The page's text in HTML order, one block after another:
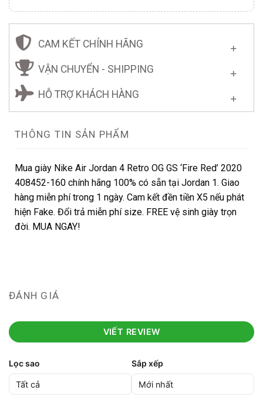
CAM KẾT CHÍNH HÃNG
VẬN CHUYỂN - SHIPPING
HỖ TRỢ KHÁCH HÀNG
THÔNG TIN SẢN PHẨM
Mua giày Nike Air Jordan 4 Retro OG GS ‘Fire Red’ 2020
408452-160 chính hãng 100% có sẵn tại Jordan 1. Giao
hàng miễn phí trong 1 ngày. Cam kết đền tiền X5 nếu phát
hiện Fake. Đổi trả miễn phí size. FREE vệ sinh giày trọn
đời. MUA NGAY!
ĐÁNH GIÁ
VIẾT REVIEW
Lọc sao Sắp xếp